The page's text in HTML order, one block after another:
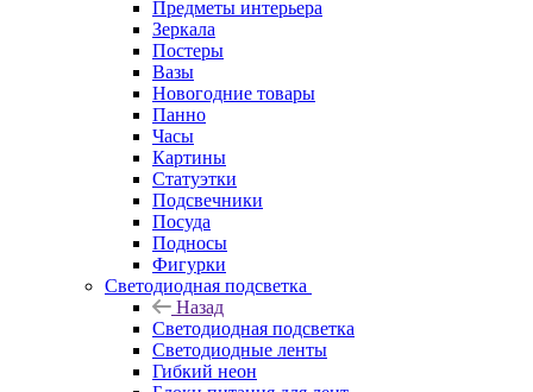
Предметы интерьера
Зеркала
Постеры
Вазы
Новогодние товары
Панно
Часы
Картины
Статуэтки
Подсвечники
Посуда
Подносы
Фигурки
Светодиодная подсветка
Назад
Светодиодная подсветка
Светодиодные ленты
Гибкий неон